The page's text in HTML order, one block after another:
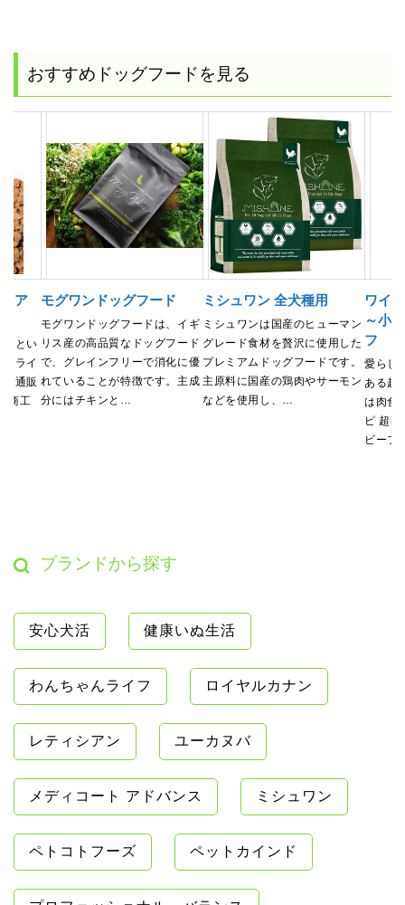
おすすめドッグフードを見る
ア
肉とい
ライ
通販
商工
モグワンドッグフード
モグワンドッグフードは、イギ
リス産の高品質なドッグフード
で、グレインフリーで消化に優
れていることが特徴です。主成
分にはチキンと…
ミシュワン 全犬種用
ミシュワンは国産のヒューマン
グレード食材を贅沢に使用した
プレミアムドッグフードです。
主原料に国産の鶏肉やサーモン
などを使用し、…
ワイ
～小
フ
愛らし
ある超
は肉食
ピ 超
ビーフ
ブランドから探す
安心犬活 健康いぬ生活
わんちゃんライフ ロイヤルカナン
レティシアン ユーカヌバ
メディコート アドバンス ミシュワン
ペトコトフーズ ペットカインド